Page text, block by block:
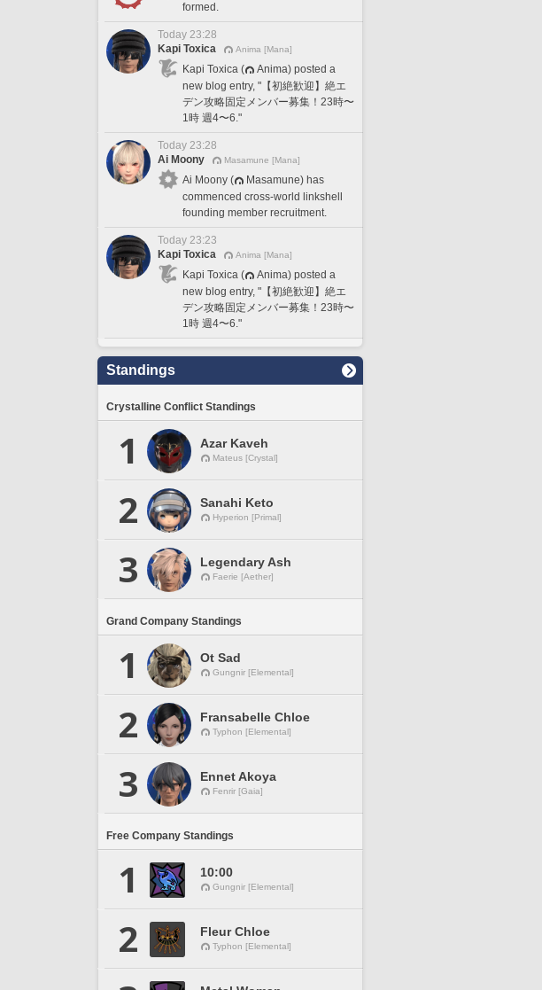
formed.
Today 23:28
Kapi Toxica
Anima [Mana]
Kapi Toxica (
Anima) posted a
new blog entry, "【初絶歓迎】絶エ
デン攻略固定メンバー募集！23時〜
1時 週4〜6."
Today 23:28
Ai Moony
Masamune [Mana]
Ai Moony (
Masamune) has
commenced cross-world linkshell
founding member recruitment.
Today 23:23
Kapi Toxica
Anima [Mana]
Kapi Toxica (
Anima) posted a
new blog entry, "【初絶歓迎】絶エ
デン攻略固定メンバー募集！23時〜
1時 週4〜6."
Standings
Crystalline Conflict Standings
1 Azar Kaveh
Mateus [Crystal]
2 Sanahi Keto
Hyperion [Primal]
3 Legendary Ash
Faerie [Aether]
Grand Company Standings
1 Ot Sad
Gungnir [Elemental]
2 Fransabelle Chloe
Typhon [Elemental]
3 Ennet Akoya
Fenrir [Gaia]
Free Company Standings
1 10:00
Gungnir [Elemental]
2 Fleur Chloe
Typhon [Elemental]